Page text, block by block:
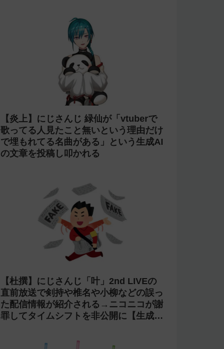
【炎上】にじさんじ 緑仙が「vtuberで
歌ってる人見たこと無いという理由だけ
で埋もれてる名曲がある」という生成AI
の文章を投稿し叩かれる
【杜撰】にじさんじ「叶」2nd LIVEの
直前放送で剣持や椎名や小柳などの誤っ
た配信情報が紹介される→ニコニコが謝
罪してタイムシフトを非公開に【生成